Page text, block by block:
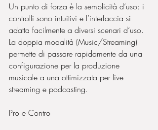
Un punto di forza è la semplicità d’uso: i
controlli sono intuitivi e l’interfaccia si
adatta facilmente a diversi scenari d’uso.
La doppia modalità (Music/Streaming)
permette di passare rapidamente da una
configurazione per la produzione
musicale a una ottimizzata per live
streaming e podcasting.
Pro e Contro